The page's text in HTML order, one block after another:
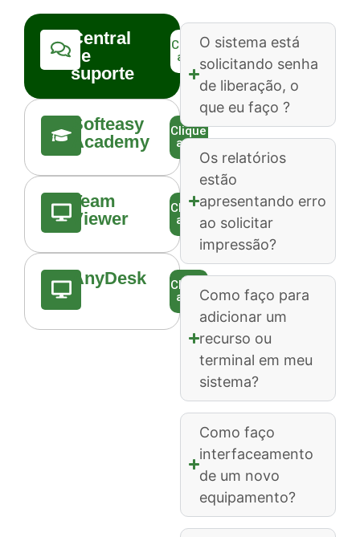
Central
de
suporte
Clique
aqui
Softeasy
Academy
Clique
aqui
Team
Viewer
Clique
aqui
AnyDesk
Clique
aqui
O sistema está
solicitando senha
de liberação, o
que eu faço ?
Os relatórios
estão
apresentando erro
ao solicitar
impressão?
Como faço para
adicionar um
recurso ou
terminal em meu
sistema?
Como faço
interfaceamento
de um novo
equipamento?